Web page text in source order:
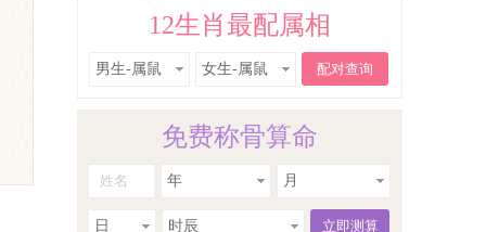
12生肖最配属相
男生-属鼠 女生-属鼠
免费称骨算命
年 月
日 时辰